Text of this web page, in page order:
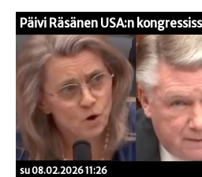
Päivi Räsänen USA:n
su 08.02.2026 11:26